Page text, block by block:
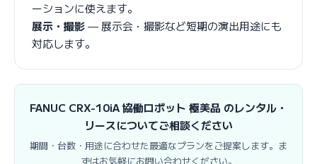
ーションに使えます。
展示・撮影— 展示会・撮影など短期の演出用途にも
対応します。
FANUC CRX-10iA 協働ロボット 極美品 のレンタル・
リースについてご相談ください
期間・台数・用途に合わせた最適なプランをご提案します。ま
ずはお気軽にお問い合わせください。